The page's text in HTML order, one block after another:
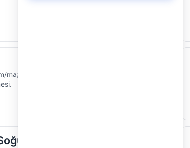
magnezyum tuzlarının boru ve cihaz iç
Akışkan)